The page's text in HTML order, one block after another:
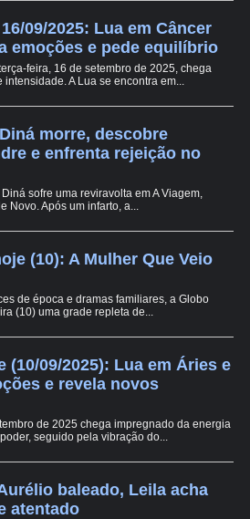
09/2025: Lua em Câncer
emoções e pede equilíbrio
feira, 16 de setembro de 2025, chega
A Lua se encontra em...
morre, descobre
e enfrenta rejeição no
sofre uma reviravolta em A Viagem,
Novo. Após um infarto, a...
(10): A Mulher Que Veio
de época e dramas familiares, a Globo
(10) uma grade repleta de...
(10/09/2025): Lua em Áries e
e revela novos
de 2025 chega impregnado da energia
seguido pela vibração do...
baleado, Leila acha
atentado